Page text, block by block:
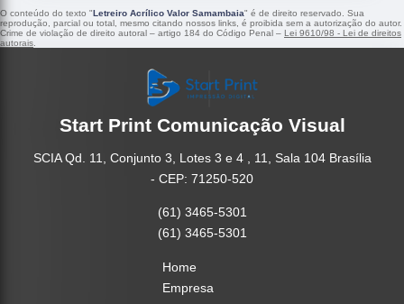
O conteúdo do texto "Letreiro Acrílico Valor Samambaia" é de direito reservado. Sua
reprodução, parcial ou total, mesmo citando nossos links, é proibida sem a autorização do autor.
Crime de violação de direito autoral – artigo 184 do Código Penal – Lei 9610/98 - Lei de direitos
autorais
Start Print Comunicação Visual
SCIA Qd. 11, Conjunto 3, Lotes 3 e 4 , 11, Sala 104 Brasília
- CEP: 71250-520
(61) 3465-5301
(61) 3465-5301
Home
Empresa